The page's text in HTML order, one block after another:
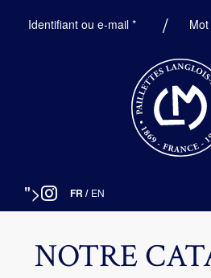
Identifiant ou e-mail *Obligatoire
"> FR / EN
NOTRE